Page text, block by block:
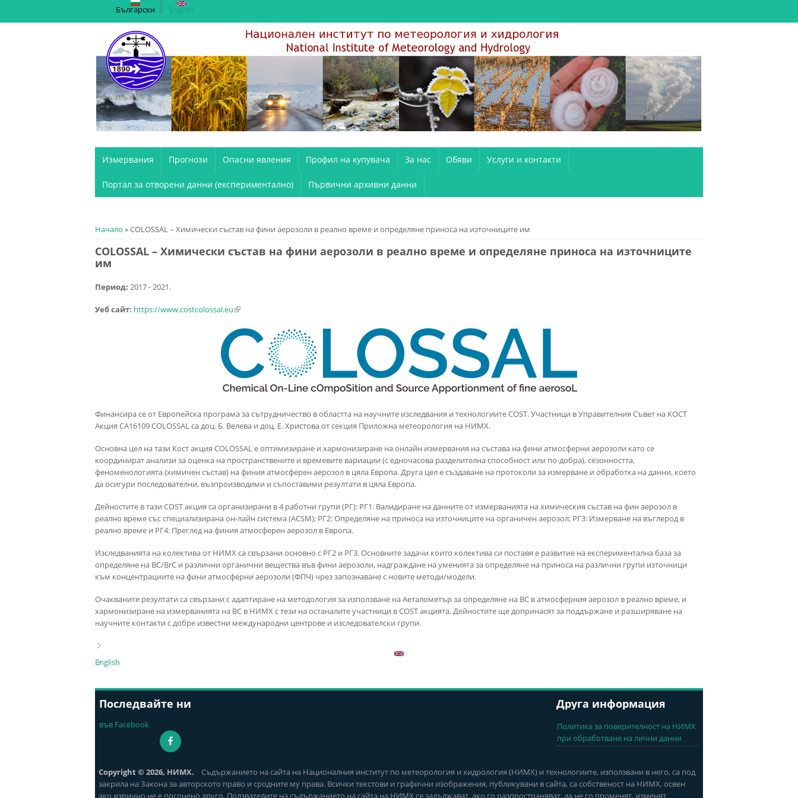
Български English
Измервания Прогнози Опасни явления Профил на купувача За нас Обяви Услуги и контакти
Портал за отворени данни (експериментално) Първични архивни данни
You are here
Начало » COLOSSAL – Химически състав на фини аерозоли в реално време и определяне приноса на източниците им
COLOSSAL – Химически състав на фини аерозоли в реално време и определяне приноса на източниците
им
Период: 2017 - 2021.
Уеб сайт: https://www.costcolossal.eu(link is external)
Финансира се от Европейска програма за сътрудничество в областта на научните изследвания и технологиите COST. Участници в Управителния Съвет на КОСТ
Акция CA16109 COLOSSAL са доц. Б. Велева и доц. Е. Христова от секция Приложна метеорология на НИМХ.
Основна цел на тази Кост акция COLOSSAL е оптимизиране и хармонизиране на онлайн измервания на състава на фини атмосферни аерозоли като се
координират анализи за оценка на пространствените и времевите вариации (с едночасова разделителна способност или по-добра), сезонността,
феноменологията (химичен състав) на финия атмосферен аерозол в цяла Европа. Друга цел е създаване на протоколи за измерване и обработка на данни, което
да осигури последователни, възпроизводими и съпоставими резултати в цяла Европа.
Дейностите в тази COST акция са организирани в 4 работни групи (РГ): РГ1: Валидиране на данните от измерванията на химическия състав на фин аерозол в
реално време със специализирана он-лайн система (ACSM); РГ2: Определяне на приноса на източниците на органичен аерозол; РГ3: Измерване на въглерод в
реално време и РГ4: Преглед на финия атмосферен аерозол в Европа.
Изследванията на колектива от НИМХ са свързани основно с РГ2 и РГ3. Основните задачи които колектива си поставя е развитие на експериментална база за
определяне на ВС/BrC и различни органични вещества във фини аерозоли, надграждане на уменията за определяне на приноса на различни групи източници
към концентрациите на фини атмосферни аерозоли (ФПЧ) чрез запознаване с новите методи/модели.
Очакваните резултати са свързани с адаптиране на методология за използване на Аеталометър за определяне на ВС в атмосферния аерозол в реално време, и
хармонизиране на измерванията на ВС в НИМХ с тези на останалите участници в COST акцията. Дейностите ще допринасят за поддържане и разширяване на
научните контакти с добре известни международни центрове и изследователски групи.
English
Последвайте ни
във Facebook
Друга информация
Политика за поверителност на НИМХ
при обработване на лични данни
Copyright © 2026, НИМХ. Съдържанието на сайта на Националния институт по метеорология и хидрология (НИМХ) и технологиите, използвани в него, са под
закрила на Закона за авторското право и сродните му права. Всички текстови и графични изображения, публикувани в сайта, са собственост на НИМХ, освен
ако изрично не е посочено друго. Ползвателите на съдържанието на сайта на НИМХ се задължават, ако го разпространяват, да не го променят, изменят,